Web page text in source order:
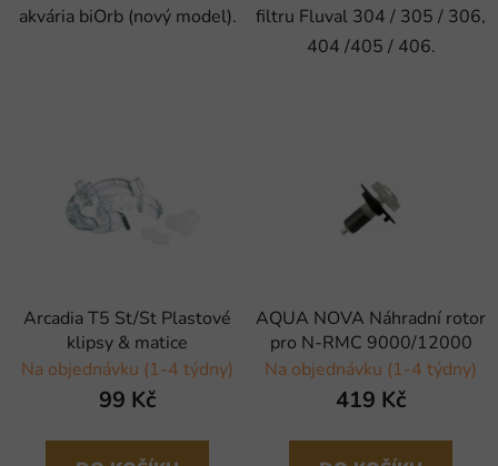
akvária biOrb (nový model).
filtru Fluval 304 / 305 / 306,
404 /405 / 406.
Arcadia T5 St/St Plastové
klipsy & matice
Na objednávku (1-4 týdny)
99 Kč
AQUA NOVA Náhradní rotor
pro N-RMC 9000/12000
Na objednávku (1-4 týdny)
419 Kč